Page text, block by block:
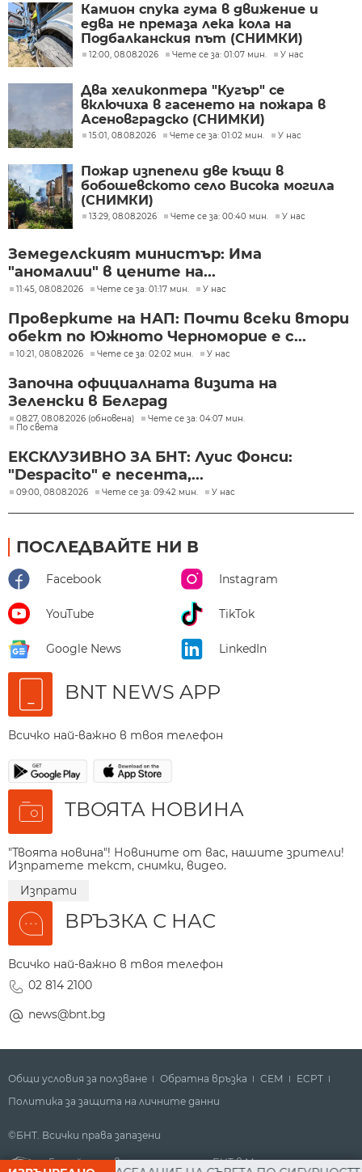
Камион спука гума в движение и
едва не премаза лека кола на
Подбалканския път (СНИМКИ)
12:00, 08.08.2026 Чете се за: 01:07 мин. У нас
Два хеликоптера "Кугър" се
включиха в гасенето на пожара в
Асеновградско (СНИМКИ)
15:01, 08.08.2026 Чете се за: 01:02 мин. У нас
Пожар изпепели две къщи в
бобошевското село Висока могила
(СНИМКИ)
13:29, 08.08.2026 Чете се за: 00:40 мин. У нас
Земеделският министър: Има
"аномалии" в цените на...
11:45, 08.08.2026 Чете се за: 01:17 мин. У нас
Проверките на НАП: Почти всеки втори
обект по Южното Черноморие е с...
10:21, 08.08.2026 Чете се за: 02:02 мин. У нас
Започна официалната визита на
Зеленски в Белград
08:27, 08.08.2026 (обновена)
Чете се за: 04:07 мин.
По света
ЕКСКЛУЗИВНО ЗА БНТ: Луис Фонси:
"Despacito" е песента,...
09:00, 08.08.2026 Чете се за: 09:42 мин. У нас
ПОСЛЕДВАЙТЕ НИ В
Facebook Instagram
YouTube TikTok
Google News LinkedIn
BNT NEWS APP
Всичко най-важно в твоя телефон
ТВОЯТА НОВИНА
"Твоята новина"! Новините от вас, нашите зрители!
Изпратете текст, снимки, видео.
Изпрати
ВРЪЗКА С НАС
Всичко най-важно в твоя телефон
02 814 2100
news@bnt.bg
Общи условия за ползване Обратна връзка СЕМ
ECPT
Политика за защита на личните данни
©БНТ. Всички права запазени
Гледайте новините за деня на БНТ в Метрото